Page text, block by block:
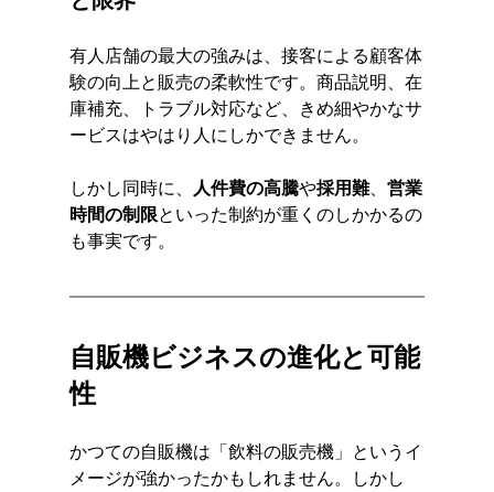
有人店舗の最大の強みは、接客による顧客体
験の向上と販売の柔軟性です。商品説明、在
庫補充、トラブル対応など、きめ細やかなサ
ービスはやはり人にしかできません。
しかし同時に、 人件費の高騰や採用難、 営業
時間の制限といった制約が重くのしかかるの
も事実です。
自販機ビジネスの進化と可能
性
かつての自販機は「飲料の販売機」というイ
メージが強かったかもしれません。しかし